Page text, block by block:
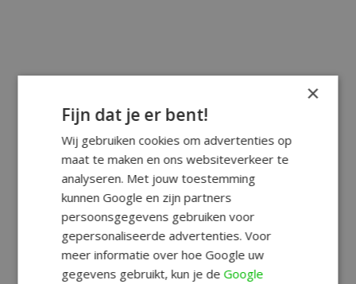
×
Fijn dat je er bent!
Wij gebruiken cookies om advertenties op
maat te maken en ons websiteverkeer te
analyseren. Met jouw toestemming
kunnen Google en zijn partners
persoonsgegevens gebruiken voor
gepersonaliseerde advertenties. Voor
meer informatie over hoe Google uw
gegevens gebruikt, kun je deGoogle